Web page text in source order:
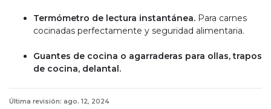
Termómetro de lectura instantánea. Para carnes
cocinadas perfectamente y seguridad alimentaria.
Guantes de cocina o agarraderas para ollas, trapos
de cocina, delantal.
Última revisión: ago. 12, 2024